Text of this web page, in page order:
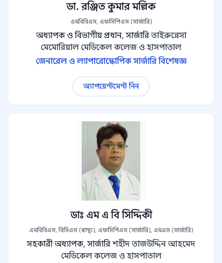
ডা. রঞ্জিত কুমার মল্লিক
এমবিবিএস, এফসিপিএস (সার্জারি)
অধ্যাপক ও বিভাগীয় প্রধান, সার্জারি তাইরুন্নেসা
মেমোরিয়াল মেডিকেল কলেজ ও হাসপাতাল
জেনারেল ও ল্যাপারোস্কোপিক সার্জারি বিশেষজ্ঞ
অ্যাপয়েন্টমেন্ট নিন
ডাঃ এম এ বি সিদ্দিকী
এমবিবিএস, বিসিএস (স্বাস্থ্য), এফসিপিএস (সার্জারি), এমএস (সার্জারি)
সহকারী অধ্যাপক, সার্জারি শহীদ তাজউদ্দিন আহমেদ
মেডিকেল কলেজ ও হাসপাতাল